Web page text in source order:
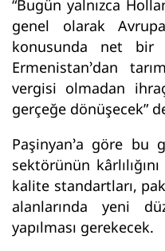
“Bugün yalnızca
genel olarak
konusunda net bir
Ermenistan’dan
vergisi olmadan
gerçeğe dönüşecek”
Paşinyan’a göre bu
sektörünün
kalite standartları,
alanlarında yeni
yapılması gerekecek.